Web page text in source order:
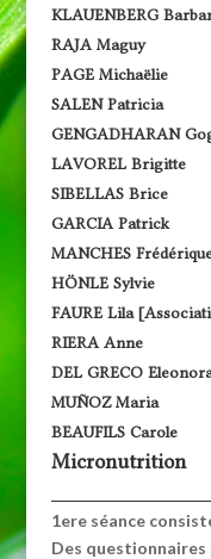
KLAUENBERG
RAJA Maguy
PAGE Michaëlie
SALEN Patricia
GENGADHARAN
LAVOREL Brigitte
SIBELLAS Brice
GARCIA Patrick
MANCHES
HÖNLE Sylvie
FAURE Lila
RIERA Anne
DEL GRECO
MUÑOZ Maria
BEAUFILS Carole
Micronutrition
1ere séance
Des